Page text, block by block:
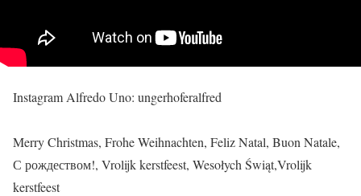
Instagram Alfredo Uno: ungerhoferalfred
Merry Christmas, Frohe Weihnachten, Feliz Natal, Buon Natale,
С рождеством!, Vrolijk kerstfeest, Wesołych Świąt,Vrolijk
kerstfeest